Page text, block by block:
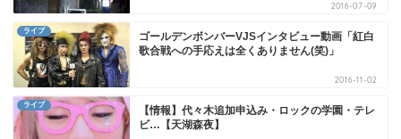
2016-07-09
ライブ
ゴールデンボンバーVJSインタビュー動画「紅白
歌合戦への手応えは全くありません(笑)」
2016-11-02
ライブ
【情報】代々木追加申込み・ロックの学園・テレ
ビ…【天湖森夜】